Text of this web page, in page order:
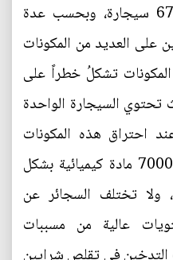
في المرتبة الـ79 عالميًا، بـ679 سيجارة، وبحسب عدة
على العديد من المكونات
المكونات تشكلُ خطراً على
تحتوي السيجارة الواحدة
وعند احتراق هذه المكونات
يحدث تفاعل ينتج أكثر من 7000 مادة كيميائية بشكل
ولا تختلف السجائر عن
عالية من مسببات